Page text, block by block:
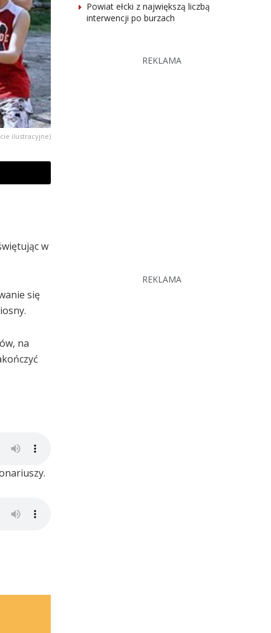
ilustracyjne)
w
się
na
Powiat ełcki z największą liczbą
interwencji po burzach
REKLAMA
REKLAMA